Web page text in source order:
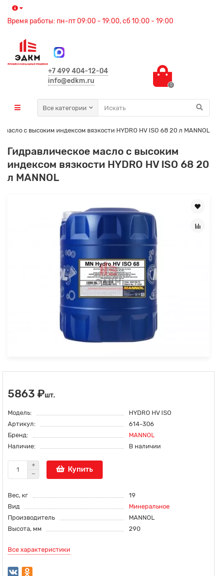
Время работы: пн-пт 09:00 - 19:00, сб 10:00 - 19:00
+7 499 404-12-04
info@edkm.ru
0
Все категории
масло с высоким индексом вязкости HYDRO HV ISO 68 20 л MANNOL
Гидравлическое масло с высоким
индексом вязкости HYDRO HV ISO 68 20
л MANNOL
5863 ₽шт.
Модель:
HYDRO HV ISO
Артикул:
614-306
Бренд:
MANNOL
Наличие:
В наличии
Купить
Вес, кг
19
Вид
Минеральное
Производитель
MANNOL
Высота, мм
290
Все характеристики